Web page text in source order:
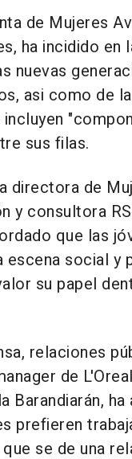
de Mujeres
ha incidido en
nuevas
asi como de
sus filas.
directora de
y consultora
que las
escena social y
su papel
relaciones
de
Barandiarán,
prefieren
se de una